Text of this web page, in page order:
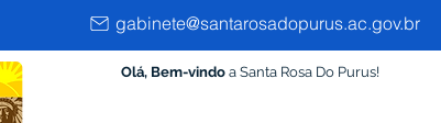
gabinete@santarosadopurus.ac.gov.br
Olá, Bem-vindo a Santa Rosa Do Purus!